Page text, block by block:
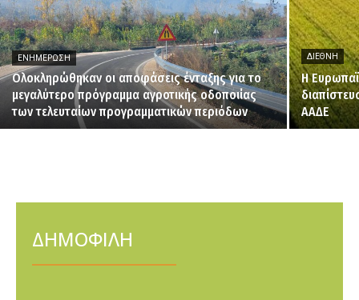
ΕΝΗΜΈΡΩΣΗ
Ολοκληρώθηκαν οι αποφάσεις ένταξης για το
μεγαλύτερο πρόγραμμα αγροτικής οδοποιίας
των τελευταίων προγραμματικών περιόδων
ΔΙΕΘΝΉ
H
ΑΑΔΕ
ΔΗΜΟΦΙΛΗ